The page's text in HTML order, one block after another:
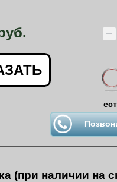
(при наличии на